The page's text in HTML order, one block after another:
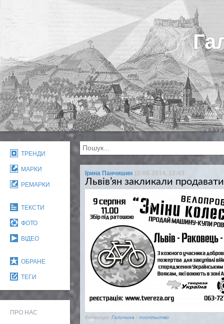
ТРЕНДИ
МАРКИ
РЕМАРКИ
ТЕКСТИ
ФОТО
ВІДЕО
ОБРАНЕ
ТЕГИ
ПРО НАС
Ірина Панчишин 11-08-2014, 12:43
Львів’ян закликали
Категорії: Галичина / поспільство